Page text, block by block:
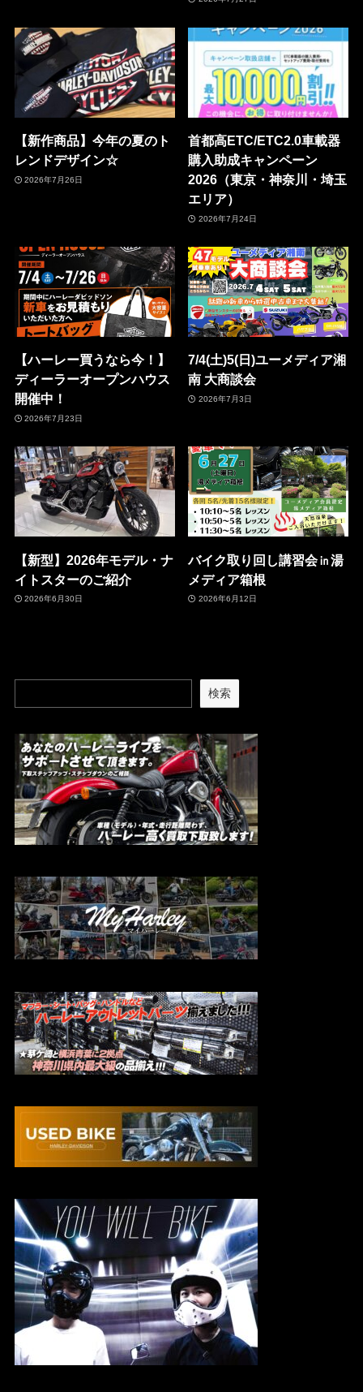
【新作商品】今年の夏のト
レンドデザイン☆
2026年7月26日
首都高ETC/ETC2.0車載器
購入助成キャンペーン
2026（東京・神奈川・埼玉
エリア）
2026年7月24日
【ハーレー買うなら今！】
ディーラーオープンハウス
開催中！
2026年7月23日
7/4(土)5(日)ユーメディア湘
南 大商談会
2026年7月3日
【新型】2026年モデル・ナ
イトスターのご紹介
2026年6月30日
バイク取り回し講習会㏌湯
メディア箱根
2026年6月12日
検索